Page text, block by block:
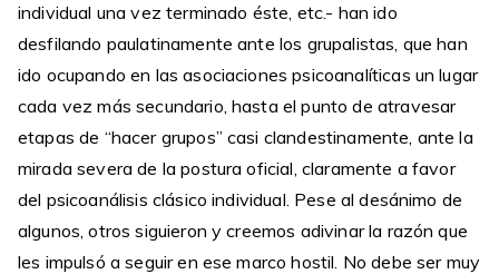
individual una vez terminado éste, etc.- han ido
desfilando paulatinamente ante los grupalistas, que han
ido ocupando en las asociaciones psicoanalíticas un lugar
cada vez más secundario, hasta el punto de atravesar
etapas de “hacer grupos” casi clandestinamente, ante la
mirada severa de la postura oficial, claramente a favor
del psicoanálisis clásico individual. Pese al desánimo de
algunos, otros siguieron y creemos adivinar la razón que
les impulsó a seguir en ese marco hostil. No debe ser muy